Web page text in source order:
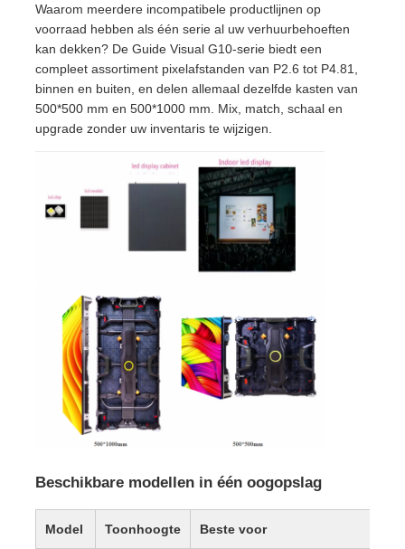
Huis
Video's
VR -show
Over Ons
Fabriekstour
Kwaliteitscontrole
Waarom meerdere incompatibele productlijnen op
voorraad hebben als één serie al uw verhuurbehoeften
kan dekken? De Guide Visual G10-serie biedt een
compleet assortiment pixelafstanden van P2.6 tot P4.81,
binnen en buiten, en delen allemaal dezelfde kasten van
500*500 mm en 500*1000 mm. Mix, match, schaal en
upgrade zonder uw inventaris te wijzigen.
Beschikbare modellen in één oogopslag
Model Toonhoogte Beste voor